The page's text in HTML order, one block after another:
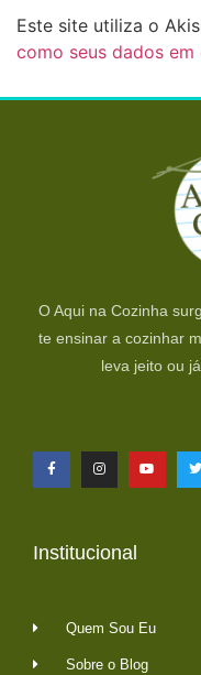
Este site utiliza o
como seus dados
O Aqui na Cozinha
te ensinar a cozinhar
leva jeito ou
Institucional
Quem Sou Eu
Sobre o Blog